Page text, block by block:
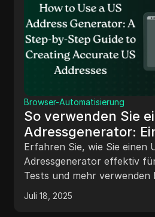
Browser-Automatisierung
So verwenden Sie
Adressgenerator:
für-Schritt-
Erstellen genauer
Erfahren Sie, wie Sie einen
Adressgenerator effektiv
Tests und mehr verwenden
Sie die Vorteile und Best
Juli 18, 2025